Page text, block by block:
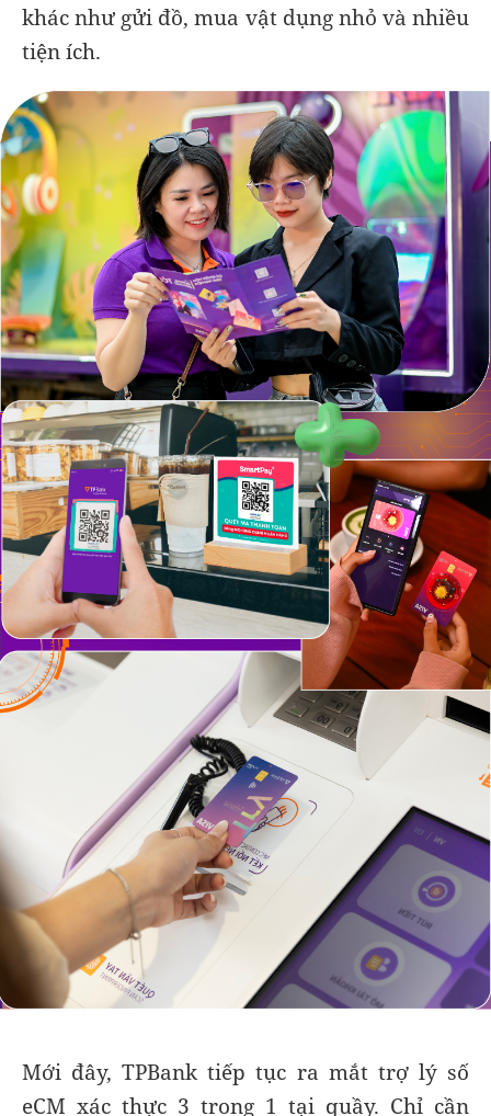
khác như gửi đồ, mua vật dụng nhỏ và nhiều
tiện ích.
Mới đây, TPBank tiếp tục ra mắt trợ lý số
eCM xác thực 3 trong 1 tại quầy. Chỉ cần